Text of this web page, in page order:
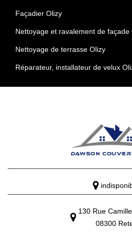
Façadier Olizy
Nettoyage et ravalement de façade
Nettoyage de terrasse Olizy
Réparateur, installateur de velux
130 Rue
08300